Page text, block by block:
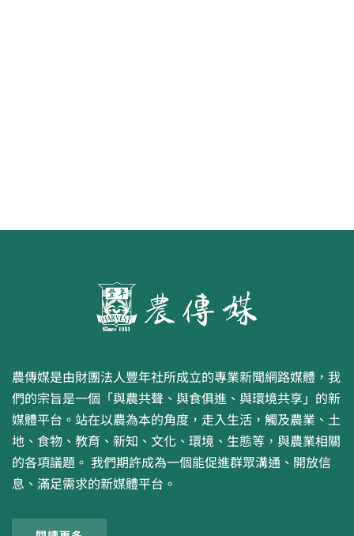
農傳媒是由財團法人豐年社所成立的專業新聞網路媒體，我
們的宗旨是一個「與農共聲、與食俱進、與環境共享」的新
媒體平台。站在以農為本的角度，走入生活，觸及農業、土
地、食物、教育、新知、文化、環境、生態等，與農業相關
的各項議題。 我們期許成為一個能促進群眾溝通、開放信
息、滿足需求的新媒體平台。